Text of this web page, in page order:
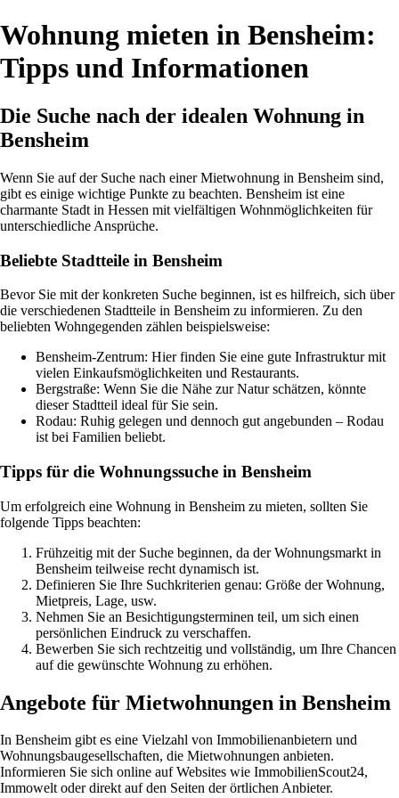
Wohnung mieten in Bensheim:
Tipps und Informationen
Die Suche nach der idealen Wohnung in
Bensheim
Wenn Sie auf der Suche nach einer Mietwohnung in Bensheim sind,
gibt es einige wichtige Punkte zu beachten. Bensheim ist eine
charmante Stadt in Hessen mit vielfältigen Wohnmöglichkeiten für
unterschiedliche Ansprüche.
Beliebte Stadtteile in Bensheim
Bevor Sie mit der konkreten Suche beginnen, ist es hilfreich, sich über
die verschiedenen Stadtteile in Bensheim zu informieren. Zu den
beliebten Wohngegenden zählen beispielsweise:
Bensheim-Zentrum: Hier finden Sie eine gute Infrastruktur mit
vielen Einkaufsmöglichkeiten und Restaurants.
Bergstraße: Wenn Sie die Nähe zur Natur schätzen, könnte
dieser Stadtteil ideal für Sie sein.
Rodau: Ruhig gelegen und dennoch gut angebunden – Rodau
ist bei Familien beliebt.
Tipps für die Wohnungssuche in Bensheim
Um erfolgreich eine Wohnung in Bensheim zu mieten, sollten Sie
folgende Tipps beachten:
Frühzeitig mit der Suche beginnen, da der Wohnungsmarkt in
Bensheim teilweise recht dynamisch ist.
Definieren Sie Ihre Suchkriterien genau: Größe der Wohnung,
Mietpreis, Lage, usw.
Nehmen Sie an Besichtigungsterminen teil, um sich einen
persönlichen Eindruck zu verschaffen.
Bewerben Sie sich rechtzeitig und vollständig, um Ihre Chancen
auf die gewünschte Wohnung zu erhöhen.
Angebote für Mietwohnungen in Bensheim
In Bensheim gibt es eine Vielzahl von Immobilienanbietern und
Wohnungsbaugesellschaften, die Mietwohnungen anbieten.
Informieren Sie sich online auf Websites wie ImmobilienScout24,
Immowelt oder direkt auf den Seiten der örtlichen Anbieter.